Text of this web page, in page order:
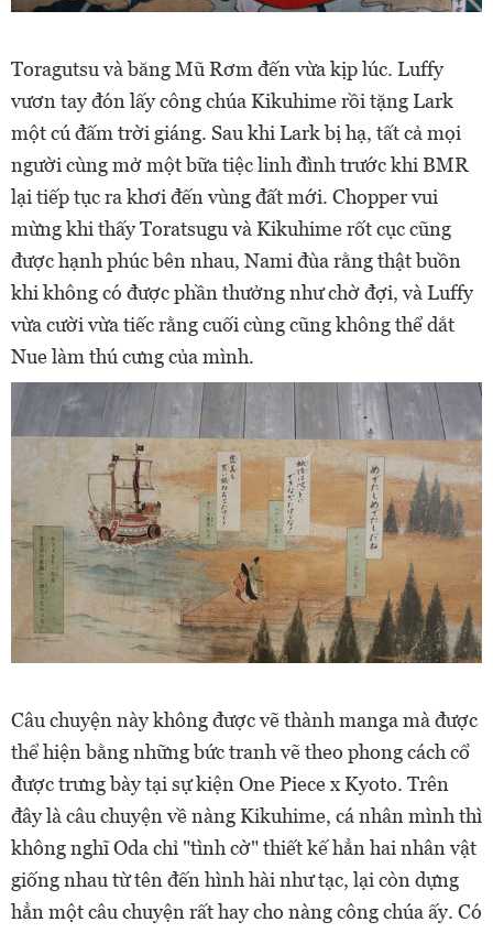
Toragutsu và băng Mũ Rơm đến vừa kịp lúc. Luffy
vươn tay đón lấy công chúa Kikuhime rồi tặng Lark
một cú đấm trời giáng. Sau khi Lark bị hạ, tất cả mọi
người cùng mở một bữa tiệc linh đình trước khi BMR
lại tiếp tục ra khơi đến vùng đất mới. Chopper vui
mừng khi thấy Toratsugu và Kikuhime rốt cục cũng
được hạnh phúc bên nhau, Nami đùa rằng thật buồn
khi không có được phần thưởng như chờ đợi, và Luffy
vừa cười vừa tiếc rằng cuối cùng cũng không thể dắt
Nue làm thú cưng của mình.
Câu chuyện này không được vẽ thành manga mà được
thể hiện bằng những bức tranh vẽ theo phong cách cổ
được trưng bày tại sự kiện One Piece x Kyoto. Trên
đây là câu chuyện về nàng Kikuhime, cá nhân mình thì
không nghĩ Oda chỉ "tình cờ" thiết kế hẳn hai nhân vật
giống nhau từ tên đến hình hài như tạc, lại còn dựng
hẳn một câu chuyện rất hay cho nàng công chúa ấy. Có